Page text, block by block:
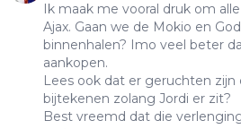
Ik maak me vooral druk om
Ajax. Gaan we de Mokio en
binnenhalen? Imo veel beter
aankopen.
Lees ook dat er geruchten
bijtekenen zolang Jordi er zit?
Best vreemd dat die